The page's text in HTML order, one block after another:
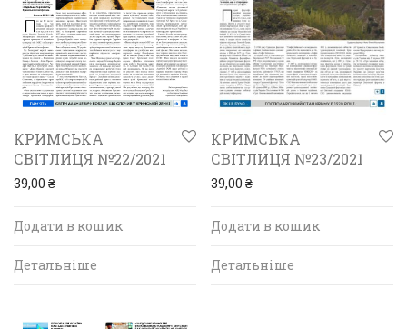
КРИМСЬКА
СВІТЛИЦЯ №22/2021
39,00 ₴
Додати в кошик
Детальніше
КРИМСЬКА
СВІТЛИЦЯ №23/2021
39,00 ₴
Додати в кошик
Детальніше